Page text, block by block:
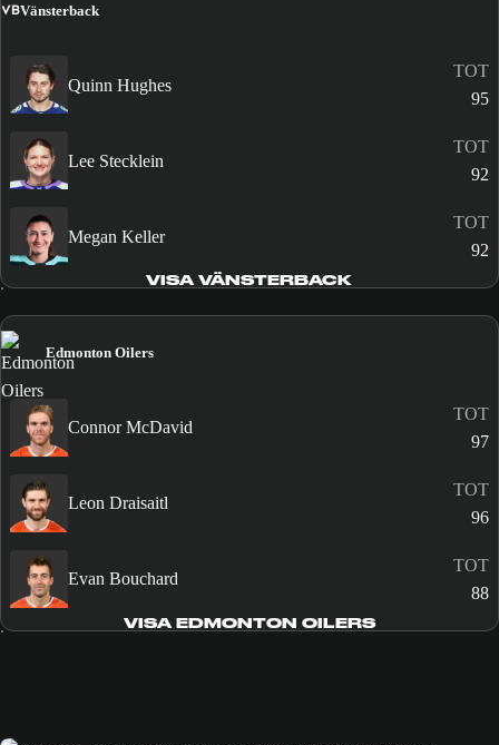
VBVänsterback
Quinn Hughes
TOT
95
Lee Stecklein
TOT
92
Megan Keller
TOT
92
VISA VÄNSTERBACK
Edmonton Oilers
Connor McDavid
TOT
97
Leon Draisaitl
TOT
96
Evan Bouchard
TOT
88
VISA EDMONTON OILERS